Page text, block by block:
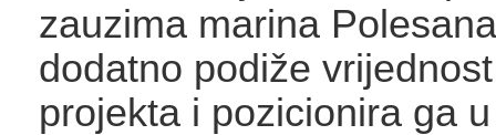
zauzima marina
dodatno podiže
projekta i pozicionira ga